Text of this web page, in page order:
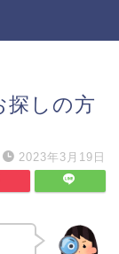
探しの方
2023年3月19日